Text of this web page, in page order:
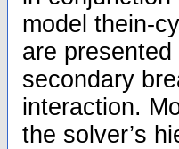
model thein-
are
secondary
interaction.
the solver’s